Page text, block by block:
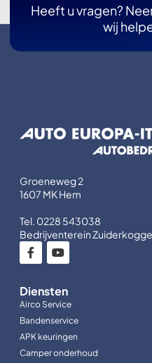
Heeft u vragen?
wij
Groeneweg 2
1607 MK Hem
Tel. 0228 543038
Bedrijventerein Zuiderkogge
Diensten
Airco Service
Bandenservice
APK keuringen
Camper onderhoud